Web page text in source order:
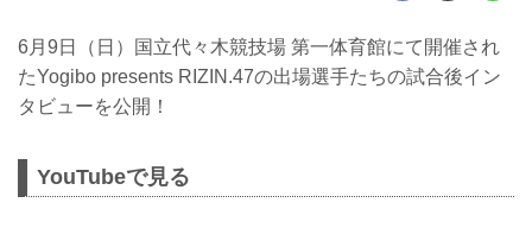
6月9日（日）国立代々木競技場 第一体育館にて開催され
たYogibo presents RIZIN.47の出場選手たちの試合後イン
タビューを公開！
YouTubeで見る